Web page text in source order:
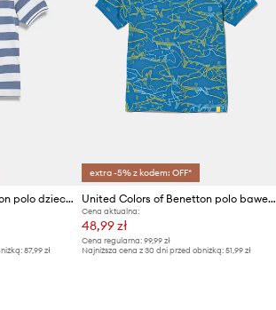
United Colors of Benetton polo dziecięce bawełniane
87,99 zł
extra -5% z kodem: OFF*
United Colors of Benetton polo bawełniane dziecięce
Cena aktualna:
48,99 zł
Cena regularna:99,99 zł
Najniższa cena z 30 dni przed obniżką:51,99 zł